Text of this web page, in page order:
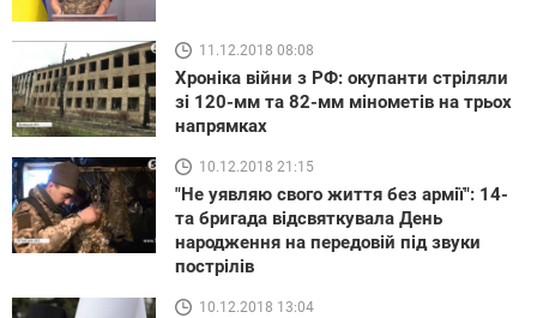
11.12.2018 08:08
Хроніка війни з РФ: окупанти стріляли
зі 120-мм та 82-мм мінометів на трьох
напрямках
10.12.2018 21:15
"Не уявляю свого життя без армії": 14-
та бригада відсвяткувала День
народження на передовій під звуки
пострілів
10.12.2018 13:04